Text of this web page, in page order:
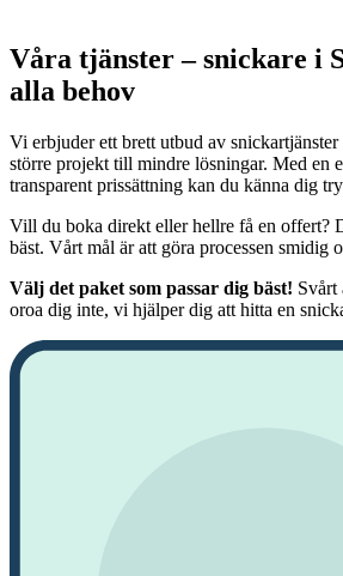
Våra tjänster – snickare i
alla behov
Vi erbjuder ett brett utbud av
större projekt till mindre lösningar. Med en
transparent prissättning kan du känna dig
Vill du boka direkt eller hellre få en offert?
bäst. Vårt mål är att göra processen smidig
Välj det paket som passar dig bäst! Svårt
oroa dig inte, vi hjälper dig att hitta en